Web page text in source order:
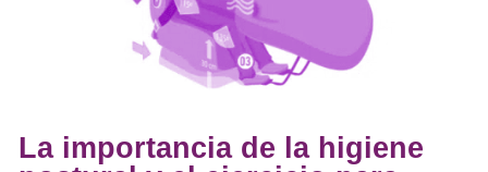
cansancio y la pérdida de concentración.
Evitar objetos sueltos: No colocar objetos en el
salpicadero ni dejar elementos sueltos en el
que pueden convertirse en proyectiles en caso